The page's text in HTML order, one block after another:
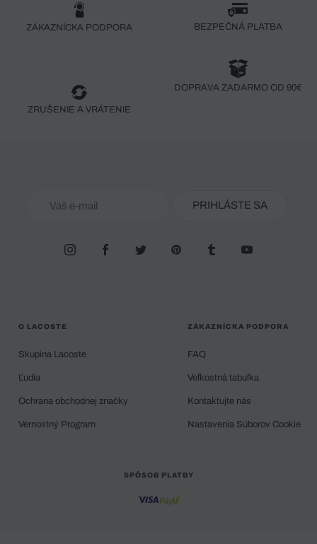
ZÁKAZNÍCKA PODPORA BEZPEČNÁ PLATBA
ZRUŠENIE A VRÁTENIE
DOPRAVA ZADARMO OD 90€
PRIHLÁSTE SA
O LACOSTE
Skupina Lacoste
Ľudia
Ochrana obchodnej značky
Vernostný Program
ZÁKAZNÍCKA PODPORA
FAQ
Veľkostná tabuľka
Kontaktujte nás
Nastavenia Súborov Cookie
SPÔSOB PLATBY